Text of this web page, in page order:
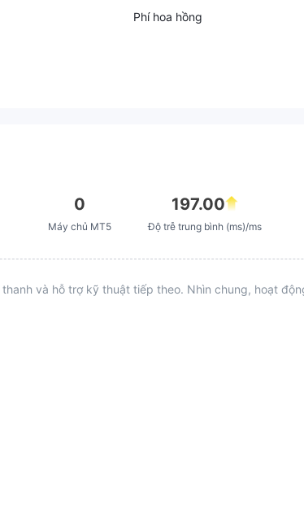
Phí hoa hồng
0
Máy chủ MT5
197.00
Độ trễ trung bình (ms)/ms
và hỗ trợ kỹ thuật tiếp theo. Nhìn chung, hoạt